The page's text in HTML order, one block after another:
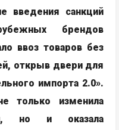
введения санкций
брендов
ввоз товаров без
открыв двери для
импорта 2.0».
только изменила
но и оказала